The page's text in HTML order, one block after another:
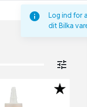
Log ind for
dit Bilka